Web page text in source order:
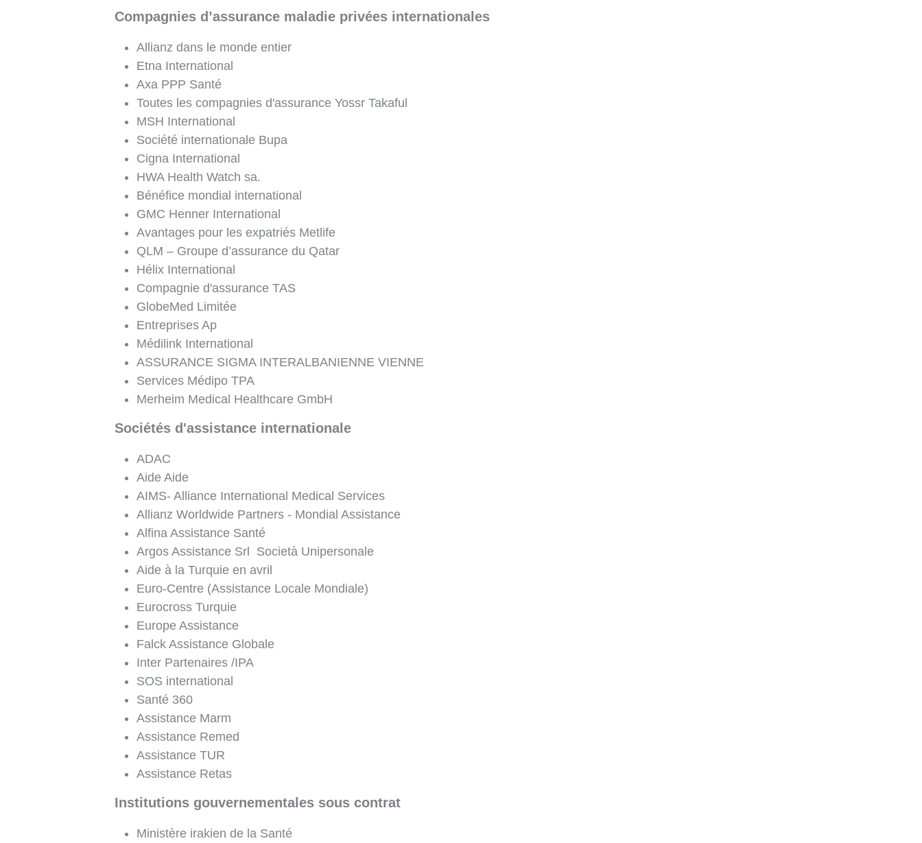
Compagnies d’assurance maladie privées internationales
Allianz dans le monde entier
Etna International
Axa PPP Santé
Toutes les compagnies d'assurance Yossr Takaful
MSH International
Société internationale Bupa
Cigna International
HWA Health Watch sa.
Bénéfice mondial international
GMC Henner International
Avantages pour les expatriés Metlife
QLM – Groupe d’assurance du Qatar
Hélix International
Compagnie d'assurance TAS
GlobeMed Limitée
Entreprises Ap
Médilink International
ASSURANCE SIGMA INTERALBANIENNE VIENNE
Services Médipo TPA
Merheim Medical Healthcare GmbH
Sociétés d'assistance internationale
ADAC
Aide Aide
AIMS- Alliance International Medical Services
Allianz Worldwide Partners - Mondial Assistance
Alfina Assistance Santé
Argos Assistance Srl Società Unipersonale
Aide à la Turquie en avril
Euro-Centre (Assistance Locale Mondiale)
Eurocross Turquie
Europe Assistance
Falck Assistance Globale
Inter Partenaires /IPA
SOS international
Santé 360
Assistance Marm
Assistance Remed
Assistance TUR
Assistance Retas
Institutions gouvernementales sous contrat
Ministère irakien de la Santé